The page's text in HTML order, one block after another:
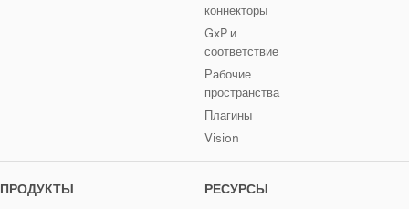
коннекторы
GxP и
соответствие
Рабочие
пространства
Плагины
Vision
ПРОДУКТЫ
РЕСУРСЫ